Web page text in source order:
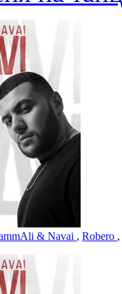
& Navai , Robero ,